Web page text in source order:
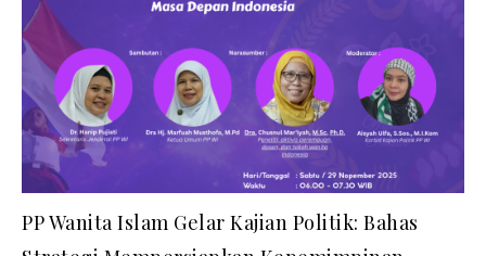
PP Wanita Islam Gelar Kajian Politik: Bahas